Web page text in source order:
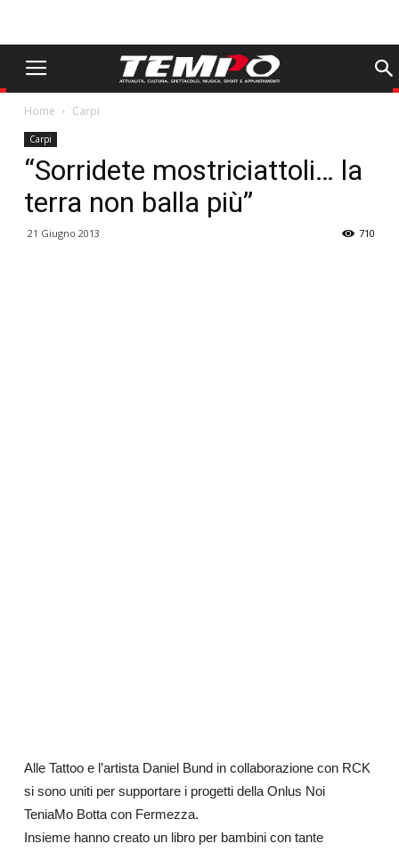
Home Carpi
Carpi
“Sorridete mostriciattoli… la
terra non balla più”
21 Giugno 2013 710
Alle Tattoo e l’artista Daniel Bund in collaborazione con RCK
si sono uniti per supportare i progetti della Onlus Noi
TeniaMo Botta con Fermezza.
Insieme hanno creato un libro per bambini con tante